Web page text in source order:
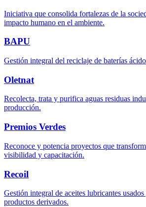
Iniciativa que consolida fortalezas de la
impacto humano en el ambiente.
BAPU
Gestión integral del reciclaje de baterías
Oletnat
Recolecta, trata y purifica aguas residuas
producción.
Premios Verdes
Reconoce y potencia proyectos que
visibilidad y capacitación.
Recoil
Gestión integral de aceites lubricantes
productos derivados.